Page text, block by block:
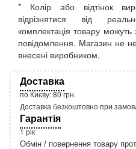
* Колір або відтінок
відрізнятися від
комплектація товару
повідомлення. Магазин не
внесені виробником.
Доставка
по Києву: 80 грн.
Доставка безкоштовно при
Гарантія
1 рік
Обмін / повернення товару